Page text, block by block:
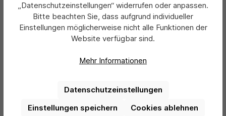
zur stilvoll-modernen Reifenpräsentation im Showroom
nutzen können.
Reifenwagen auswählen: wichtige Kriterien
folgende Kriterien berücksichtigen:
Zwecke – sprich die Lagerung und den innerbetrieblichen
„Datenschutzeinstellungen“ widerrufen oder anpassen.
Bitte beachten Sie, dass aufgrund individueller
Einstellungen möglicherweise nicht alle Funktionen der
Website verfügbar sind.
Mehr Informationen
Datenschutzeinstellungen
Cookies ablehnen
Einstellungen speichern